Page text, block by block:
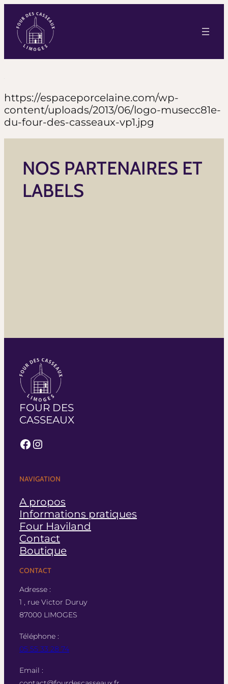
https://espaceporcelaine.com/wp-
content/uploads/2013/06/logo-musecc81e-
du-four-des-casseaux-vp1.jpg
NOS PARTENAIRES ET
LABELS
FOUR DES
CASSEAUX
Facebook
Instagram
NAVIGATION
A propos
Informations pratiques
Four Haviland
Contact
Boutique
CONTACT
Adresse :
1 , rue Victor Duruy
87000 LIMOGES
Téléphone :
05 55 33 28 74
Email :